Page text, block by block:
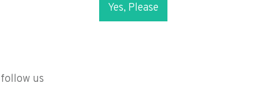
Yes, Please
follow us